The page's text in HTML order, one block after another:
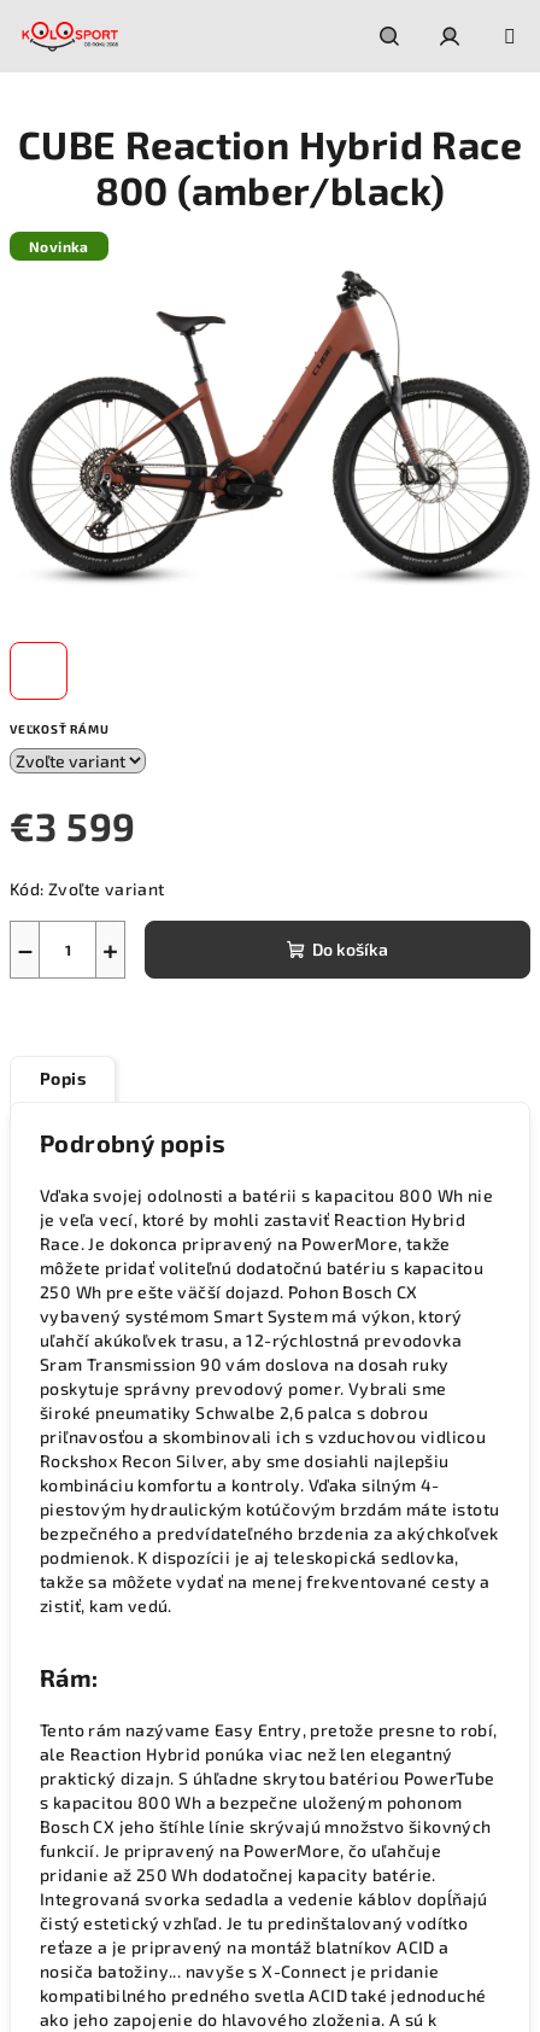
Hľadať
VEĽKOSŤ RÁMU
€3 599
cena:
Kód: Zvoľte variant
+
− Do košíka
CUBE Reaction Hybrid Race
800 (amber/black)
Novinka
Popis
Podrobný popis
Vďaka svojej odolnosti a batérii s kapacitou 800 Wh nie
je veľa vecí, ktoré by mohli zastaviť Reaction Hybrid
Race. Je dokonca pripravený na PowerMore, takže
môžete pridať voliteľnú dodatočnú batériu s kapacitou
250 Wh pre ešte väčší dojazd. Pohon Bosch CX
vybavený systémom Smart System má výkon, ktorý
uľahčí akúkoľvek trasu, a 12-rýchlostná prevodovka
Sram Transmission 90 vám doslova na dosah ruky
poskytuje správny prevodový pomer. Vybrali sme
široké pneumatiky Schwalbe 2,6 palca s dobrou
priľnavosťou a skombinovali ich s vzduchovou vidlicou
Rockshox Recon Silver, aby sme dosiahli najlepšiu
kombináciu komfortu a kontroly. Vďaka silným 4-
piestovým hydraulickým kotúčovým brzdám máte istotu
bezpečného a predvídateľného brzdenia za akýchkoľvek
podmienok. K dispozícii je aj teleskopická sedlovka,
takže sa môžete vydať na menej frekventované cesty a
zistiť, kam vedú.
Rám:
Tento rám nazývame Easy Entry, pretože presne to robí,
ale Reaction Hybrid ponúka viac než len elegantný
praktický dizajn. S úhľadne skrytou batériou PowerTube
s kapacitou 800 Wh a bezpečne uloženým pohonom
Bosch CX jeho štíhle línie skrývajú množstvo šikovných
funkcií. Je pripravený na PowerMore, čo uľahčuje
pridanie až 250 Wh dodatočnej kapacity batérie.
Integrovaná svorka sedadla a vedenie káblov dopĺňajú
čistý estetický vzhľad. Je tu predinštalovaný vodítko
reťaze a je pripravený na montáž blatníkov ACID a
nosiča batožiny... navyše s X-Connect je pridanie
kompatibilného predného svetla ACID také jednoduché
ako jeho zapojenie do hlavového zloženia. A sú k